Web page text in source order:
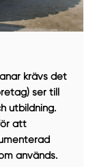
krävs det
ser till
utbildning.
att
används.